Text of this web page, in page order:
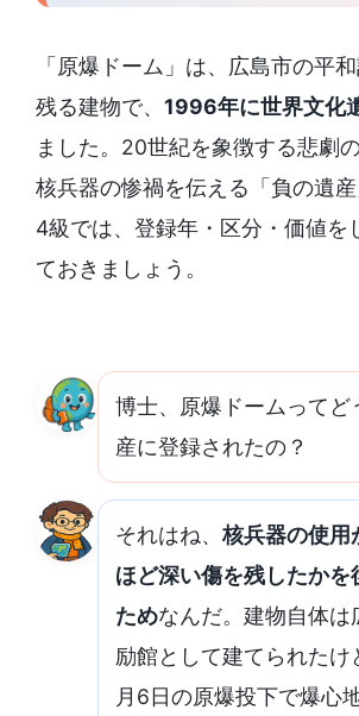
「原爆ドーム」は、広島市の平
残る建物で、 1996年に世界文化
ました。20世紀を象徴する悲劇
核兵器の惨禍を伝える「負の遺
4級では、登録年・区分・価値を
ておきましょう。
博士、原爆ドームってど
産に登録されたの？
それはね、核兵器の使用
ほど深い傷を残したかを
ためなんだ。建物自体は
励館として建てられたけ
月6日の原爆投下で爆心